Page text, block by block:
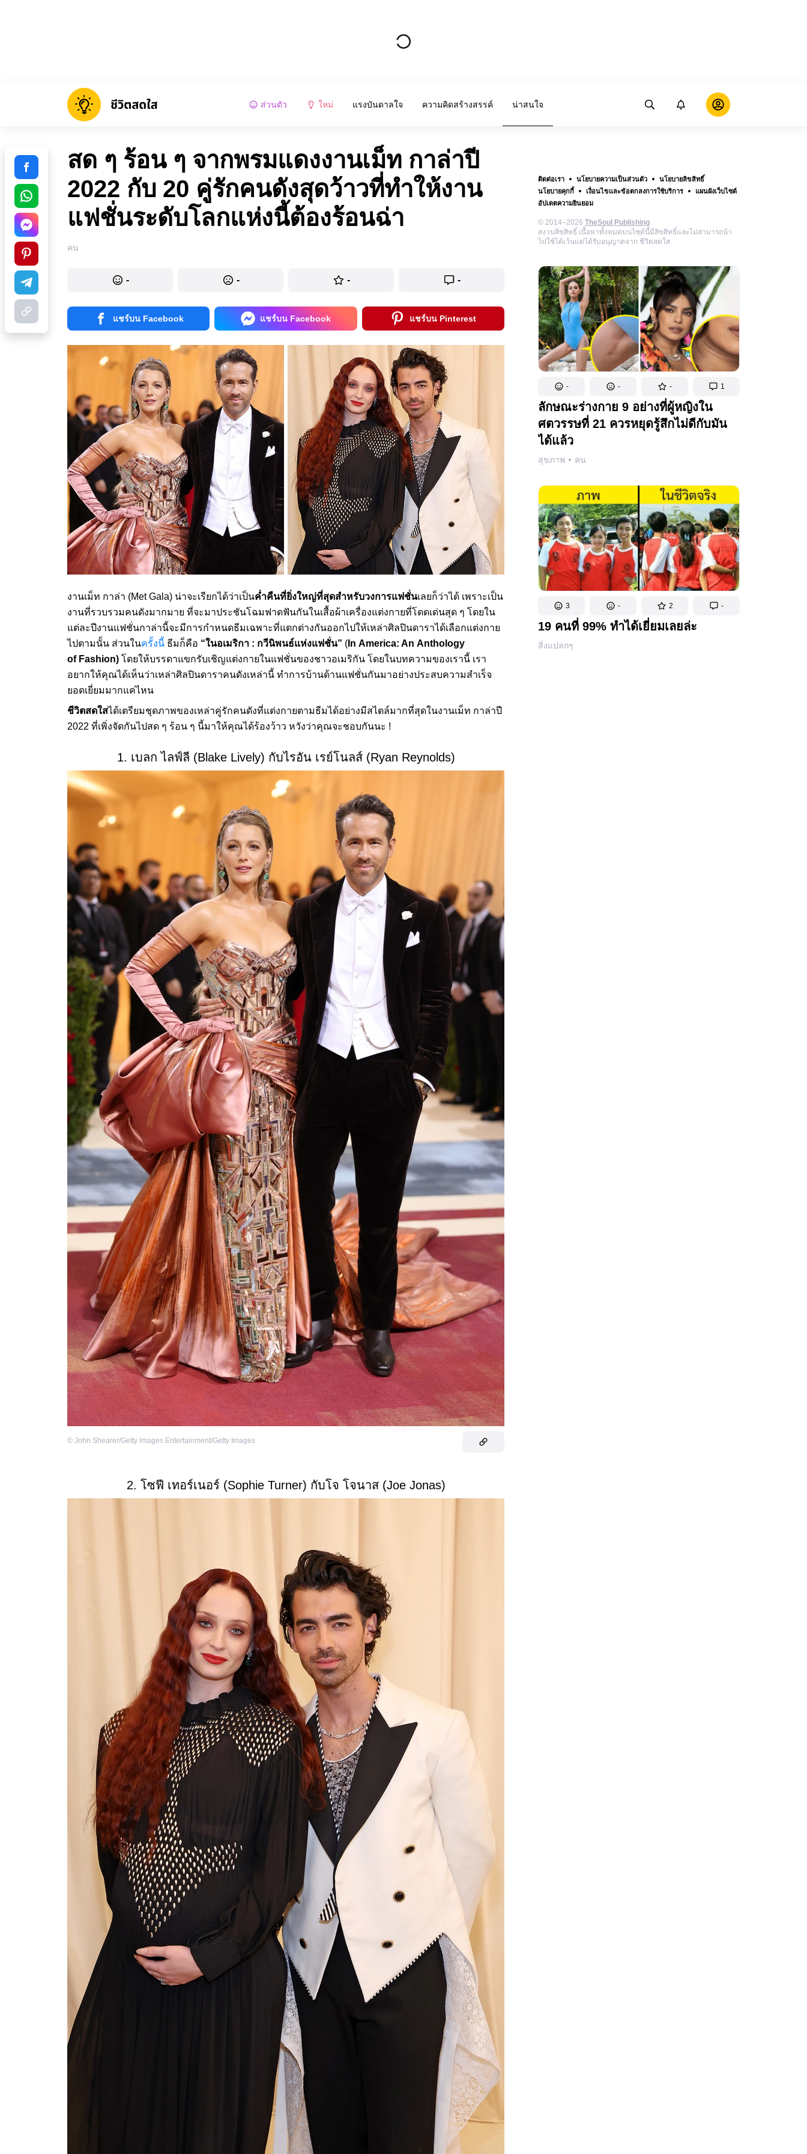
ส่วนตัว ใหม่ แรงบันดาลใจ ความคิดสร้างสรรค์ น่าสนใจ
ติดต่อเรา นโยบายความเป็นส่วนตัว
นโยบายลิขสิทธิ์
นโยบายคุกกี้
เงื่อนไขและข้อตกลงการใช้บริการ
แผนผังเว็บไซต์
อัปเดตความยินยอม
© 2014–2026 TheSoul Publishing
สงวนลิขสิทธิ์ เนื้อหาทั้งหมดบนไซต์นี้มีลิขสิทธิ์และไม่สามารถนำ
ไปใช้ได้เว้นแต่ได้รับอนุญาตจาก ชีวิตสดใส
- - - 1
ลักษณะร่างกาย 9 อย่างที่ผู้หญิงใน
ศตวรรษที่ 21 ควรหยุดรู้สึกไม่ดีกับมัน
ได้แล้ว
สุขภาพ คน
3 - 2 -
19 คนที่ 99% ทำได้เยี่ยมเลยล่ะ
สิ่งแปลกๆ
สด ๆ ร้อน ๆ จากพรมแดงงานเม็ท กาล่าปี
2022 กับ 20 คู่รักคนดังสุดว้าวที่ทำให้งาน
แฟชั่นระดับโลกแห่งนี้ต้องร้อนฉ่า
คน
- - - -
แชร์บน Facebook แชร์บน Facebook แชร์บน Pinterest
งานเม็ท กาล่า (Met Gala) น่าจะเรียกได้ว่าเป็นค่ำคืนที่ยิ่งใหญ่ที่สุดสำหรับวงการแฟชั่นเลยก็ว่าได้ เพราะเป็น
งานที่รวบรวมคนดังมากมาย ที่จะมาประชันโฉมฟาดฟันกันในเสื้อผ้าเครื่องแต่งกายที่โดดเด่นสุด ๆ โดยใน
แต่ละปีงานแฟชั่นกาล่านี้จะมีการกำหนดธีมเฉพาะที่แตกต่างกันออกไปให้เหล่าศิลปินดาราได้เลือกแต่งกาย
ไปตามนั้น ส่วนในครั้งนี้ ธีมก็คือ “ในอเมริกา : กวีนิพนธ์แห่งแฟชั่น” ( In America: An Anthology
of Fashion) โดยให้บรรดาแขกรับเชิญแต่งกายในแฟชั่นของชาวอเมริกัน โดยในบทความของเรานี้ เรา
อยากให้คุณได้เห็นว่าเหล่าศิลปินดาราคนดังเหล่านี้ ทำการบ้านด้านแฟชั่นกันมาอย่างประสบความสำเร็จ
ยอดเยี่ยมมากแค่ไหน
ชีวิตสดใสได้เตรียมชุดภาพของเหล่าคู่รักคนดังที่แต่งกายตามธีมได้อย่างมีสไตล์มากที่สุดในงานเม็ท กาล่าปี
2022 ที่เพิ่งจัดกันไปสด ๆ ร้อน ๆ นี้มาให้คุณได้ร้องว้าว หวังว่าคุณจะชอบกันนะ !
1. เบลก ไลฟ์ลี (Blake Lively) กับไรอัน เรย์โนลส์ (Ryan Reynolds)
© John Shearer/Getty Images Entertainment/Getty Images
2. โซฟี เทอร์เนอร์ (Sophie Turner) กับโจ โจนาส (Joe Jonas)